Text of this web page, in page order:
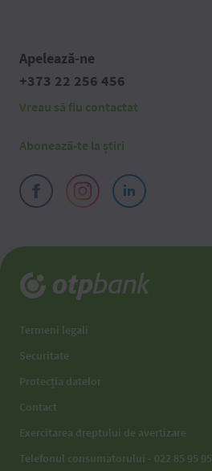
Apelează-ne
+373 22 256 456
Vreau să fiu contactat
Abonează-te la știri
Termeni legali
Securitate
Protecția datelor
Contact
Exercitarea dreptului de avertizare
Telefonul consumatorului - 022 85 95 95